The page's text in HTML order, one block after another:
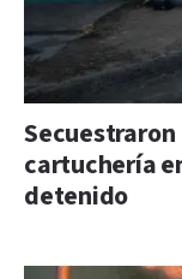
cartuchería
detenido